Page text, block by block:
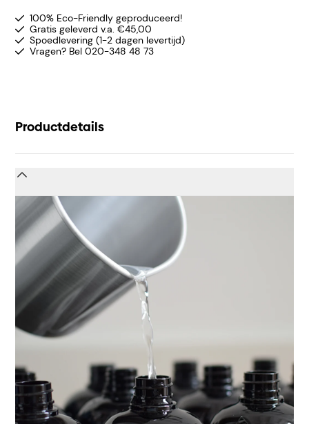
100% Eco-Friendly geproduceerd!
Gratis geleverd v.a. €45,00
Spoedlevering (1-2 dagen levertijd)
Vragen? Bel 020-348 48 73
Productdetails